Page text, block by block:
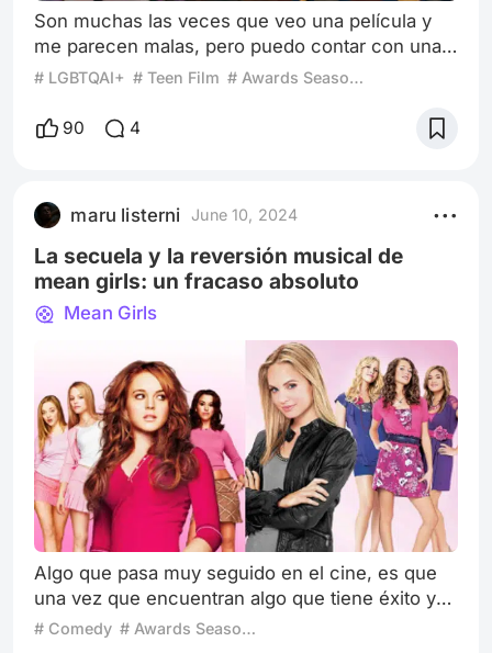
Son muchas las veces que veo una película y
me parecen malas, pero puedo contar con una
sola mano la cantidad de veces que son tan
caso de “Bottoms” o en español “El club de las
Sennott, podemos ver un coming of age
apuntado directamente para un público un poco
de nicho de l
# LGBTQAI+ # Teen Film # Awards Season 2024
90 4
maru listerni June 10, 2024
La secuela y la reversión musical de
mean girls: un fracaso absoluto
Mean Girls
Algo que pasa muy seguido en el cine, es que
una vez que encuentran algo que tiene éxito y
es bueno por si mismo, quieren explotarlo a más
# Comedy # Awards Season 2024